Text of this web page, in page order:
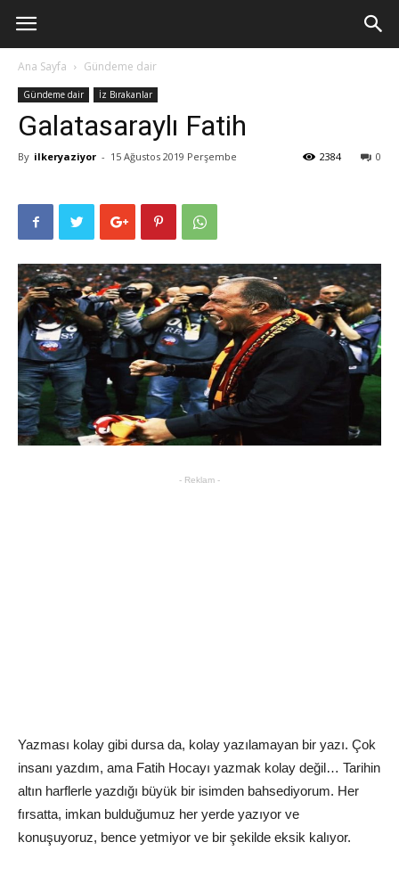
Ana Sayfa Gündeme dair
Gündeme dair İz Bırakanlar
Galatasaraylı Fatih
By ilkeryaziyor - 15 Ağustos 2019 Perşembe 0
2384
- Reklam -
Yazması kolay gibi dursa da, kolay yazılamayan bir yazı. Çok
insanı yazdım, ama Fatih Hocayı yazmak kolay değil… Tarihin
altın harflerle yazdığı büyük bir isimden bahsediyorum. Her
fırsatta, imkan bulduğumuz her yerde yazıyor ve
konuşuyoruz, bence yetmiyor ve bir şekilde eksik kalıyor.